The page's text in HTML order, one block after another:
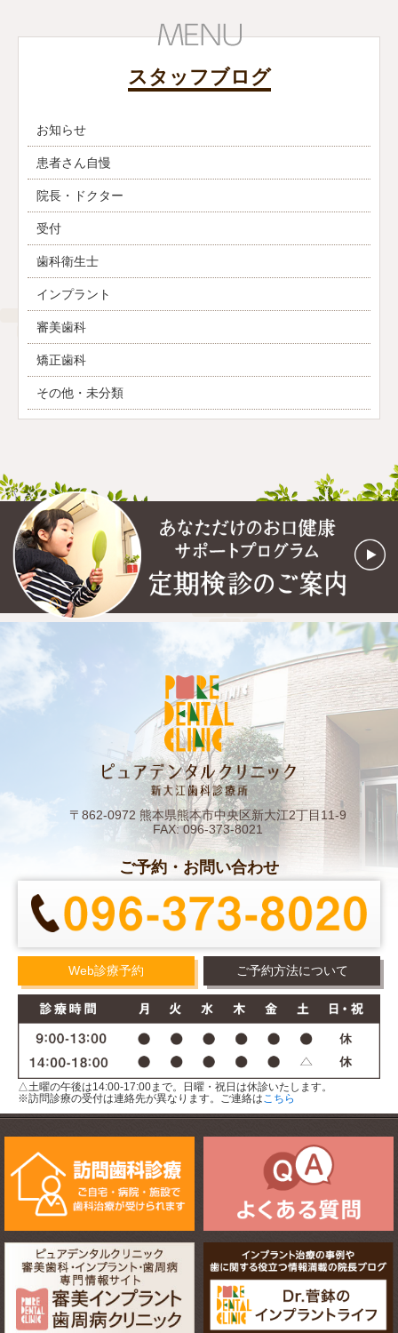
スタッフブログ
お知らせ
患者さん自慢
院長・ドクター
受付
歯科衛生士
インプラント
審美歯科
矯正歯科
その他・未分類
〒862-0972 熊本県熊本市中央区新大江2丁目11-9
FAX: 096-373-8021
ご予約・お問い合わせ
Web診療予約 ご予約方法について
△土曜の午後は14:00-17:00まで。日曜・祝日は休診いたします。
※訪問診療の受付は連絡先が異なります。ご連絡はこちら